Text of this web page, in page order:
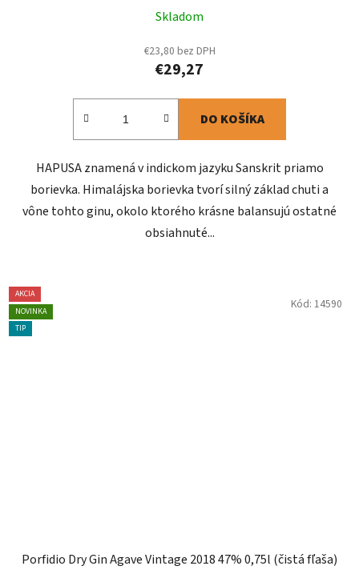
Skladom
€23,80 bez DPH
€29,27
DO KOŠÍKA
HAPUSA znamená v indickom jazyku Sanskrit priamo
borievka. Himalájska borievka tvorí silný základ chuti a
vône tohto ginu, okolo ktorého krásne balansujú ostatné
obsiahnuté...
AKCIA
NOVINKA
TIP
Porfidio Dry Gin Agave Vintage 2018 47% 0,75l (čistá fľaša)
Kód: 14590